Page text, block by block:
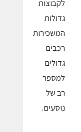
לקבוצות
גדולות
המשכירות
רכבים
גדולים
למספר
רב של
נוסעים.